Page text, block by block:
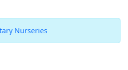
Nurseries